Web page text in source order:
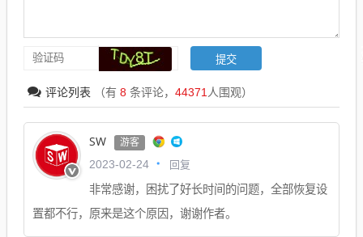
评论列表 （有 8 条评论， 44371人围观）
SW 游客
2023-02-24 回复
非常感谢，困扰了好长时间的问题，全部恢复设
置都不行，原来是这个原因，谢谢作者。